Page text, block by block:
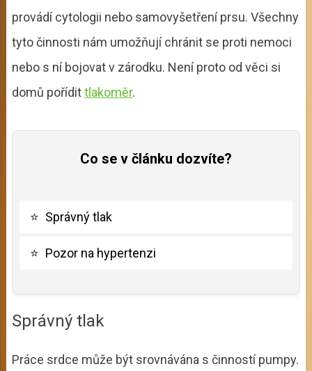
provádí cytologii nebo samovyšetření prsu. Všechny
tyto činnosti nám umožňují chránit se proti nemoci
nebo s ní bojovat v zárodku. Není proto od věci si
domů pořídittlakoměr.
Co se v článku dozvíte?
⭐ Správný tlak
⭐ Pozor na hypertenzi
Správný tlak
Práce srdce může být srovnávána s činností pumpy.